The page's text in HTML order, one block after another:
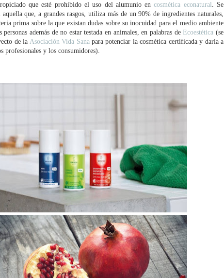
que esté prohibido el uso del alumunio encosmética econatural
. Se
que, a grandes rasgos, utiliza más de un 90% de ingredientes naturales,
prima sobre la que existan dudas sobre su inocuidad para el medio ambiente
personas además de no estar testada en animales, en palabras de Ecoestética (se
de la Asociación Vida Sana para potenciar la cosmética certificada y darla a
profesionales y los consumidores).